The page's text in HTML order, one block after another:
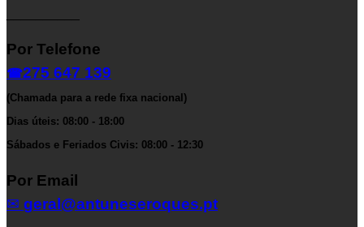
Por Telefone
☎275 647 139
(Chamada para a rede fixa nacional)
Dias úteis: 08:00 - 18:00
Sábados e Feriados Civis: 08:00 - 12:30
Por Email
✉ geral@antuneseroques.pt